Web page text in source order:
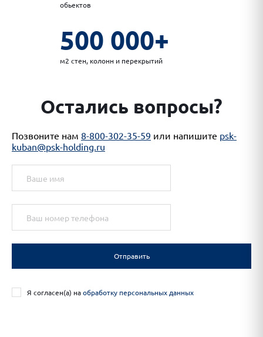
обьектов
500 000+
м2 стен, колонн и перекрытий
Остались вопросы?
Позвоните нам 8-800-302-35-59 или напишите psk-
kuban@psk-holding.ru
Отправить
Я согласен(а) на обработку персональных данных